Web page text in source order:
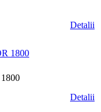
Detalii
1800
Detalii